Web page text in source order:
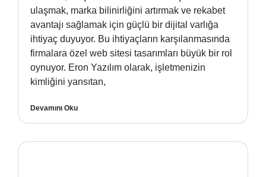
ulaşmak, marka bilinirliğini artırmak ve rekabet
avantajı sağlamak için güçlü bir dijital varlığa
ihtiyaç duyuyor. Bu ihtiyaçların karşılanmasında
firmalara özel web sitesi tasarımları büyük bir rol
oynuyor. Eron Yazılım olarak, işletmenizin
kimliğini yansıtan,
Devamını Oku